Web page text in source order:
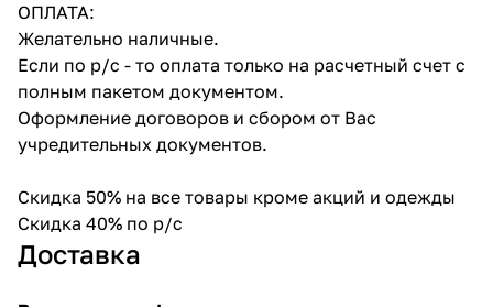
ОПЛАТА:
Желательно наличные.
Если по р/с - то оплата только на расчетный счет с
полным пакетом документом.
Оформление договоров и сбором от Вас
учредительных документов.
Скидка 50% на все товары кроме акций и одежды
Скидка 40% по р/с
Доставка